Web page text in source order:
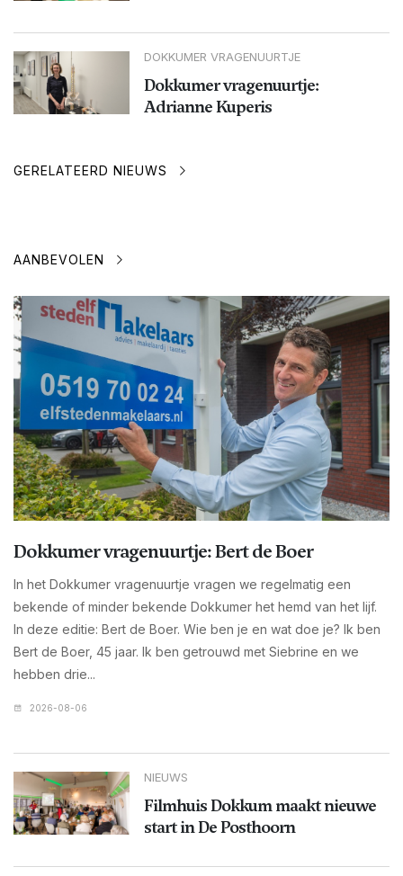
DOKKUMER VRAGENUURTJE
Dokkumer vragenuurtje:
Adrianne Kuperis
GERELATEERD NIEUWS
AANBEVOLEN
Dokkumer vragenuurtje: Bert de Boer
In het Dokkumer vragenuurtje vragen we regelmatig een
bekende of minder bekende Dokkumer het hemd van het lijf.
In deze editie: Bert de Boer. Wie ben je en wat doe je? Ik ben
Bert de Boer, 45 jaar. Ik ben getrouwd met Siebrine en we
hebben drie...
2026-08-06
NIEUWS
Filmhuis Dokkum maakt nieuwe
start in De Posthoorn